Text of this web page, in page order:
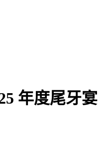
年度尾牙宴